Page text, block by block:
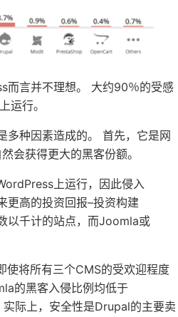
而言并不理想。 大约90％的受感
运行。
多种因素造成的。 首先，它是网
会获得更大的黑客份额。
上运行，因此侵入
更高的投资回报–投资构建
以千计的站点，而Joomla或
使将所有三个CMS的受欢迎程度
的黑客入侵比例均低于
际上，安全性是Drupal的主要卖